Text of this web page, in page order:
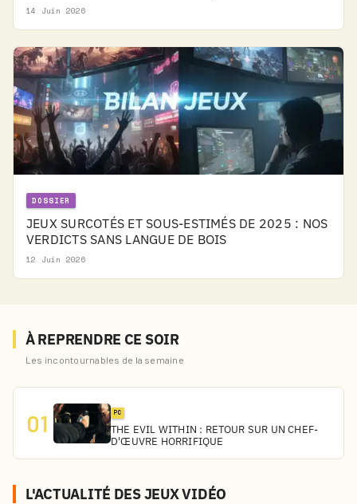
14 Juin 2026
DOSSIER
JEUX SURCOTÉS ET SOUS-ESTIMÉS DE 2025 : NOS
VERDICTS SANS LANGUE DE BOIS
12 Juin 2026
À REPRENDRE CE SOIR
Les incontournables de la semaine
01 PC
THE EVIL WITHIN : RETOUR SUR UN CHEF-
D'ŒUVRE HORRIFIQUE
L'ACTUALITÉ DES JEUX VIDÉO